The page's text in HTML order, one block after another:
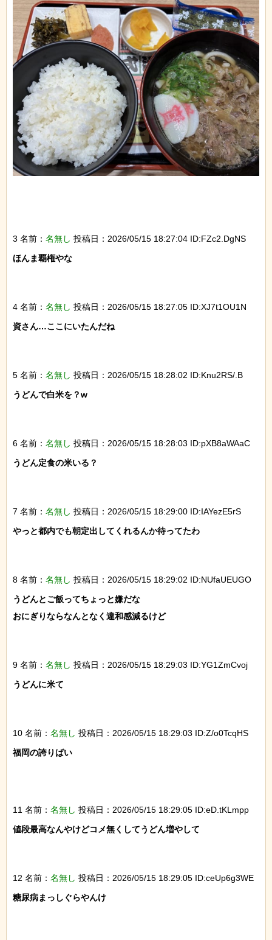
3 名前： 名無し 投稿日：2026/05/15 18:27:04 ID:FZc2.DgNS
ほんま覇権やな
4 名前： 名無し 投稿日：2026/05/15 18:27:05 ID:XJ7t1OU1N
資さん…ここにいたんだね
5 名前： 名無し 投稿日：2026/05/15 18:28:02 ID:Knu2RS/.B
うどんで白米を？w
6 名前： 名無し 投稿日：2026/05/15 18:28:03 ID:pXB8aWAaC
うどん定食の米いる？
7 名前： 名無し 投稿日：2026/05/15 18:29:00 ID:IAYezE5rS
やっと都内でも朝定出してくれるんか待ってたわ
8 名前： 名無し 投稿日：2026/05/15 18:29:02 ID:NUfaUEUGO
うどんとご飯ってちょっと嫌だな
おにぎりならなんとなく違和感減るけど
9 名前： 名無し 投稿日：2026/05/15 18:29:03 ID:YG1ZmCvoj
うどんに米て
10 名前： 名無し 投稿日：2026/05/15 18:29:03 ID:Z/o0TcqHS
福岡の誇りばい
11 名前： 名無し 投稿日：2026/05/15 18:29:05 ID:eD.tKLmpp
値段最高なんやけどコメ無くしてうどん増やして
12 名前： 名無し 投稿日：2026/05/15 18:29:05 ID:ceUp6g3WE
糖尿病まっしぐらやんけ